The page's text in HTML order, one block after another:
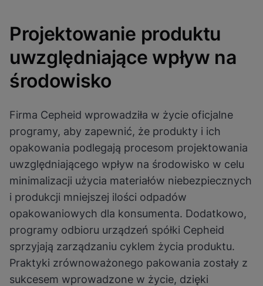
plików cookie
funkcjonalnych
Proszę zauważyć:
Włączenie plików
cookie funkcjonalnych zaktualizuje te
ustawienia dla wszystkich plików
cookie
Zobacz i zaktualizuj ustawienia plików cookie
Włącz pliki cookie funkcjonalne
włączone
Zobacz i zaktualizuj ustawienia plików cookie
Zobacz politykę prywatności
Projektowanie produktu
uwzględniające wpływ na
środowisko
Firma Cepheid wprowadziła w życie oficjalne
programy, aby zapewnić, że produkty i ich
opakowania podlegają procesom projektowania
uwzględniającego wpływ na środowisko w celu
minimalizacji użycia materiałów niebezpiecznych
i produkcji mniejszej ilości odpadów
opakowaniowych dla konsumenta. Dodatkowo,
programy odbioru urządzeń spółki Cepheid
sprzyjają zarządzaniu cyklem życia produktu.
Praktyki zrównoważonego pakowania zostały z
sukcesem wprowadzone w życie, dzięki